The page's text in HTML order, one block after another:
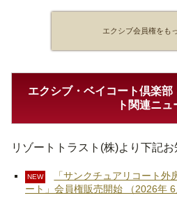
エクシブ会員権をも
エクシブ・ベイコート倶楽
ト関連ニュ
リゾートトラスト(株)より下記お
NEW
「サンクチュアリコート
ート」会員権販売開始 （2026年 6